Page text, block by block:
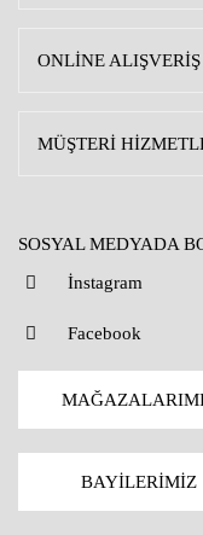
ONLİNE ALIŞVERİŞ
MÜŞTERİ
SOSYAL MEDYADA
İnstagram
Facebook
BAYİLERİMİZ